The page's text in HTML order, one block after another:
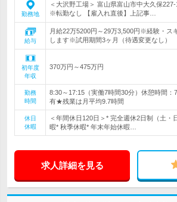
勤務地
＜大沢野工場＞ 富山県富山市中大久保
※転勤なし 【雇入れ直後】上記事…
給与
月給22万5200円～29万3,500円※経験・ス
します※試用期間3ヶ月（待遇変更なし）
初年度
年収
370万円～475万円
勤務
時間
8:30～17:15（実働7時間30分）休憩時間：
有★残業は月平均9.7時間
休日
休暇
＜年間休日120日＞* 完全週休2日制（土・
暇* 秋季休暇* 年末年始休暇…
求人詳細を見る